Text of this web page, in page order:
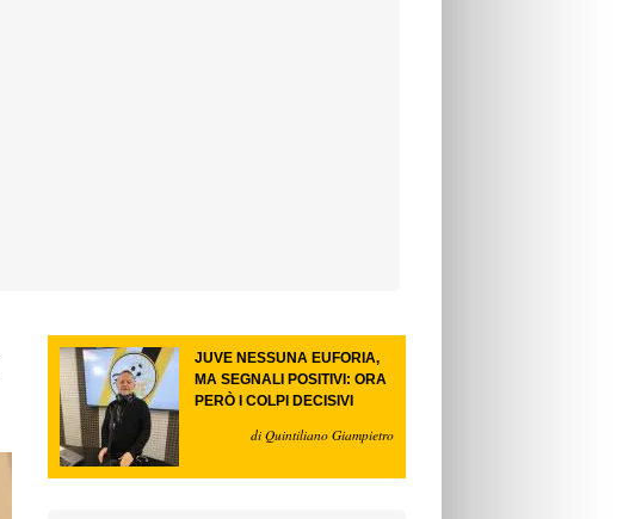
JUVE NESSUNA EUFORIA,
MA SEGNALI POSITIVI: ORA
PERÒ I COLPI DECISIVI
di Quintiliano Giampietro